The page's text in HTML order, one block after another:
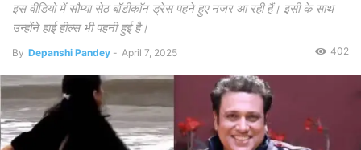
इस वीडियो में सौम्या सेठ बॉडीकाॅन ड्रेस पहने हुए नजर आ रही हैं। इसी के साथ
उन्होंने हाई हील्स भी पहनी हुई है।
By Depanshi Pandey - April 7, 2025 402